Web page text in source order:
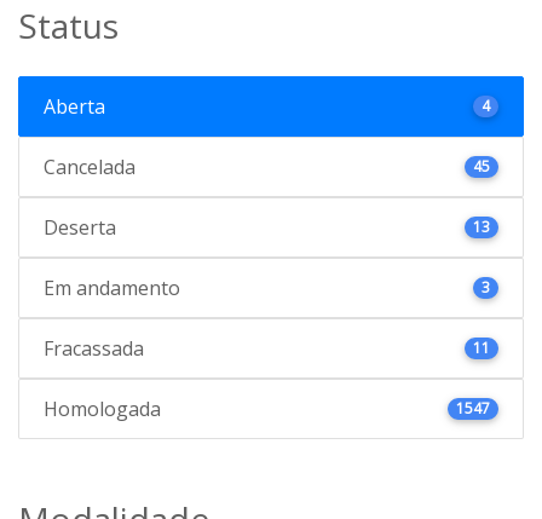
Status
Aberta 4
Cancelada 45
Deserta 13
Em andamento 3
Fracassada 11
Homologada 1547